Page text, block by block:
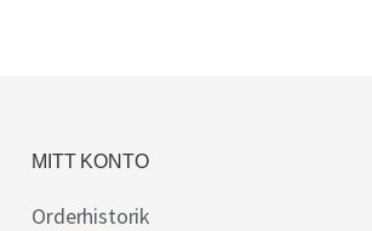
MITT KONTO
Orderhistorik